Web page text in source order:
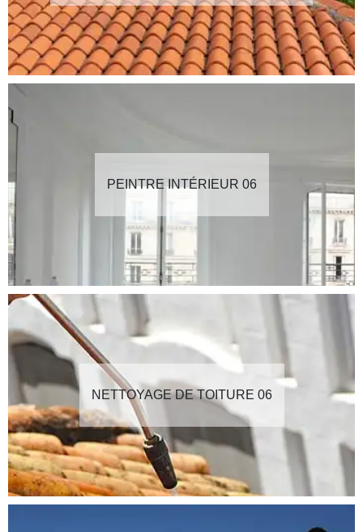
PEINTRE INTÉRIEUR 06
NETTOYAGE DE TOITURE 06